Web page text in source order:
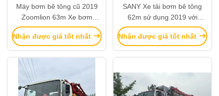
Máy bơm bê tông cũ 2019
Zoomlion 63m Xe bơm
ZLJ5440THBBE Để bán
Nhận được giá tốt nhất
SANY Xe tải bơm bê tông
62m sử dụng 2019 với
khung gầm VOLVO
Nhận được giá tốt nhất